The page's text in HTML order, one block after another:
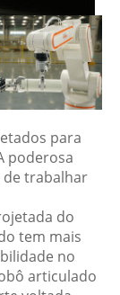
para
poderosa
de trabalhar
do
tem mais
no
articulado